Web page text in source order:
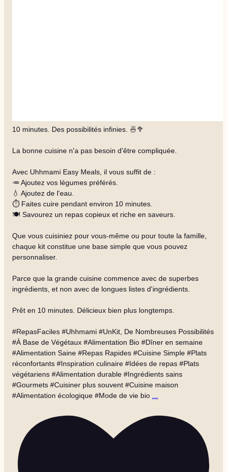
10 minutes. Des possibilités infinies. 🍜🥦
La bonne cuisine n'a pas besoin d'être compliquée.
Avec Uhhmami Easy Meals, il vous suffit de :
🥕 Ajoutez vos légumes préférés.
💧 Ajoutez de l'eau.
⏱️ Faites cuire pendant environ 10 minutes.
🍽️ Savourez un repas copieux et riche en saveurs.
Que vous cuisiniez pour vous-même ou pour toute la famille,
chaque kit constitue une base simple que vous pouvez
personnaliser.
Parce que la grande cuisine commence avec de superbes
ingrédients, et non avec de longues listes d'ingrédients.
Prêt en 10 minutes. Délicieux bien plus longtemps.
#RepasFaciles #Uhhmami #UnKit, De Nombreuses Possibilités
#À Base de Végétaux #Alimentation Bio #Dîner en semaine
#Alimentation Saine #Repas Rapides #Cuisine Simple #Plats
réconfortants #Inspiration culinaire #Idées de repas #Plats
végétariens #Alimentation durable #Ingrédients sains
#Gourmets #Cuisiner plus souvent #Cuisine maison
#Alimentation écologique #Mode de vie bio